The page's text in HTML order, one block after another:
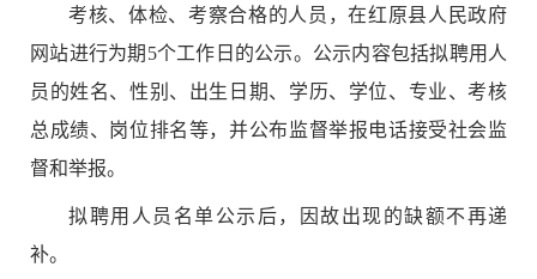
考核、 体检、考察合格的人员，在红原县人民政府
网站进行为期 5个工作日的公示。公示内容包括拟聘用人
员的姓名、性别、出生日期、学历、学位、专业、考核
总成绩、岗位排名等，并公布监督举报电话接受社会监
督和举报。
拟聘用人员名单公示后，因故出现的缺额不再递
补。